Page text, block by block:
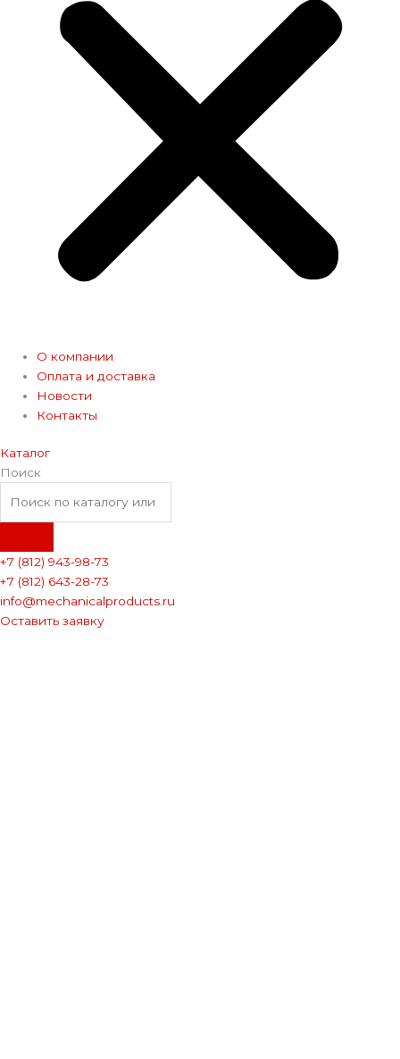
О компании
Оплата и доставка
Новости
Контакты
Каталог
Поиск
+7 (812) 943-98-73
+7 (812) 643-28-73
info@mechanicalproducts.ru
Оставить заявку